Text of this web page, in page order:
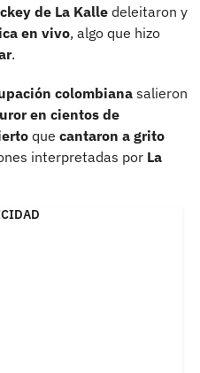
de La Kalledeleitaron y
en vivo, algo que hizo
.
colombianasalieron
en cientos de
que cantaron a grito
interpretadas por La